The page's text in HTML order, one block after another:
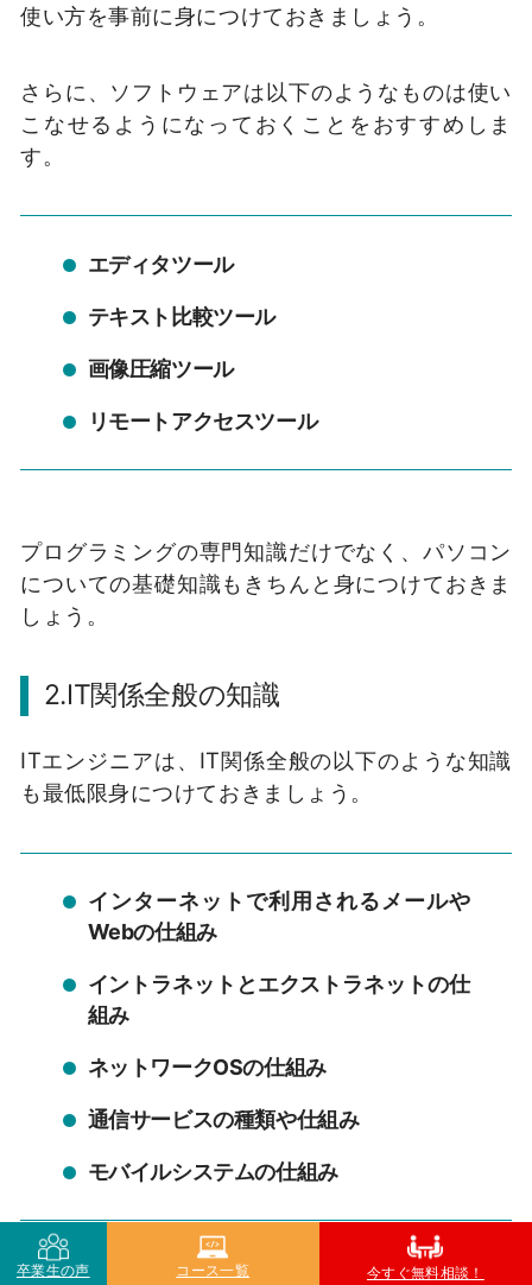
使い方を事前に身につけておきましょう。
さらに、ソフトウェアは以下のようなものは使い
こなせるようになっておくことをおすすめしま
す。
エディタツール
テキスト比較ツール
画像圧縮ツール
リモートアクセスツール
プログラミングの専門知識だけでなく、パソコン
についての基礎知識もきちんと身につけておきま
しょう。
2.IT関係全般の知識
ITエンジニアは、IT関係全般の以下のような知識
も最低限身につけておきましょう。
インターネットで利用されるメールや
Webの仕組み
イントラネットとエクストラネットの仕
組み
ネットワークOSの仕組み
通信サービスの種類や仕組み
モバイルシステムの仕組み
卒業生の声 コース一覧 今すぐ無料相談！